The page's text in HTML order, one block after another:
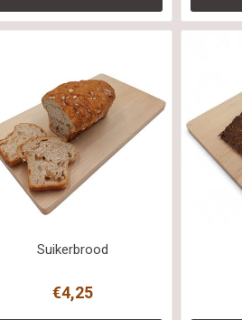
Suikerbrood
€4,25